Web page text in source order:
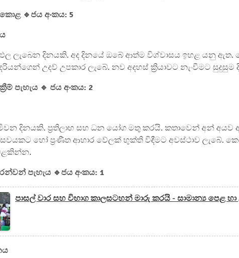
🔹ජය අංකය: 5
ලැබෙන දිනයකි. අද දිනයේ ඔබේ ආත්ම විශ්වාසය ඉහළ යනු
උදව් උපකාර ලැබේ. නව අදහස් ක්‍රියාවට නැංවීමට සුදුසුම
පැහැය 🔹 ජය අංකය: 2
දිනයකි. ප්‍රතිලාභ සහ ධන යෝග මතු කරයි. කතාවෙන් අන්
හෝ ප්‍රණීත ආහාර වේලක් භුක්ති විඳීමට අවස්ථාව ලැබේ.
පැහැය 🔹ජය අංකය: 1
පාසල් වාර සහ විභාග කාලසටහන් මාරු කරයි - සාමාන්‍ය පෙළ